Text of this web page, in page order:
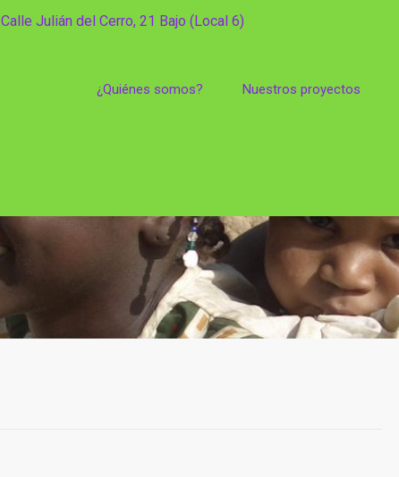
Calle Julián del Cerro, 21 Bajo (Local 6)
¿Quiénes somos? Nuestros proyectos